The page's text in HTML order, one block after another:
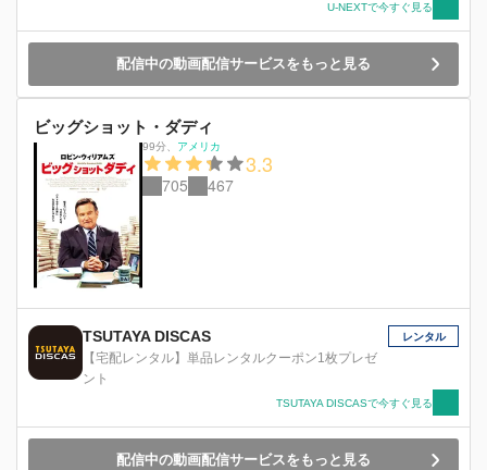
U-NEXTで今すぐ見る
配信中の動画配信サービスをもっと見る
ビッグショット・ダディ
99分、 アメリカ
3.3
705 467
TSUTAYA DISCAS
【宅配レンタル】単品レンタルクーポン1枚プレゼ
ント
レンタル
TSUTAYA DISCASで今すぐ見る
配信中の動画配信サービスをもっと見る